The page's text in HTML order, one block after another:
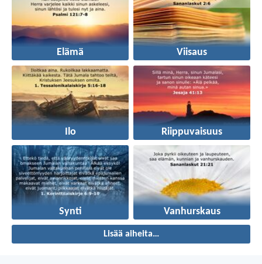
Elämä Viisaus
Ilo Riippuvaisuus
Synti Vanhurskaus
Lisää aiheita…